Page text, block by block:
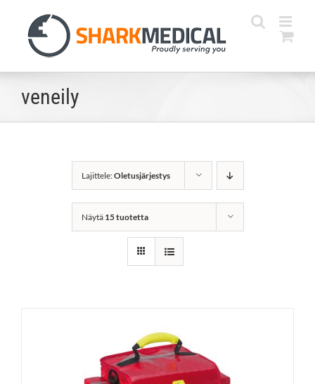
content
veneily
Lajittele:Oletusjärjestys
Näytä 15 tuotetta